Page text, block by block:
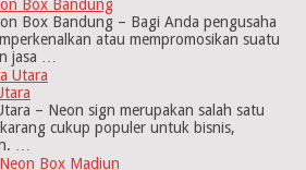
Box Bandung
Box Bandung – Bagi Anda pengusaha
atau mempromosikan suatu
jasa …
– Neon sign merupakan salah satu
cukup populer untuk bisnis,
…